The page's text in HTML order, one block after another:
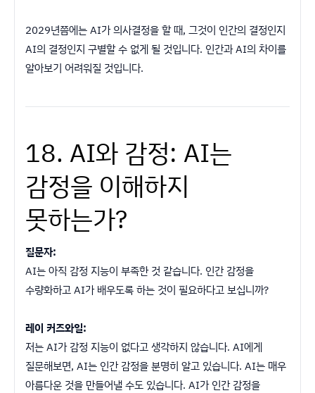
2029년쯤에는 AI가 의사결정을 할 때, 그것이 인간의 결정인지
AI의 결정인지 구별할 수 없게 될 것입니다. 인간과 AI의 차이를
알아보기 어려워질 것입니다.
18. AI와 감정: AI는
감정을 이해하지
못하는가?
질문자:
AI는 아직 감정 지능이 부족한 것 같습니다. 인간 감정을
수량화하고 AI가 배우도록 하는 것이 필요하다고 보십니까?
레이 커즈와일:
저는 AI가 감정 지능이 없다고 생각하지 않습니다. AI에게
질문해보면, AI는 인간 감정을 분명히 알고 있습니다. AI는 매우
아름다운 것을 만들어낼 수도 있습니다. AI가 인간 감정을